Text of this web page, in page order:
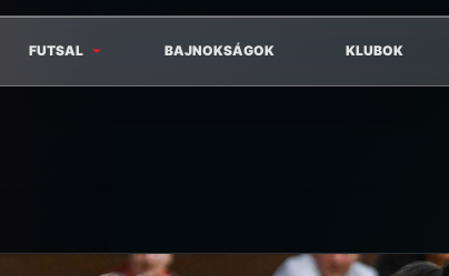
FUTSAL BAJNOKSÁGOK KLUBOK